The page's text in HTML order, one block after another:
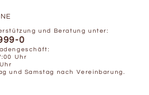
und Beratung unter:
0
Uhr
und Samstag nach Vereinbarung.